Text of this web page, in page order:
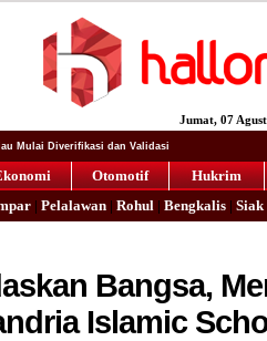
Jumat, 07
Mulai Diverifikasi dan Validasi
Otomotif Hukrim
| Pelalawan| Rohul| Bengkalis| Siak
Bangsa,
Islamic